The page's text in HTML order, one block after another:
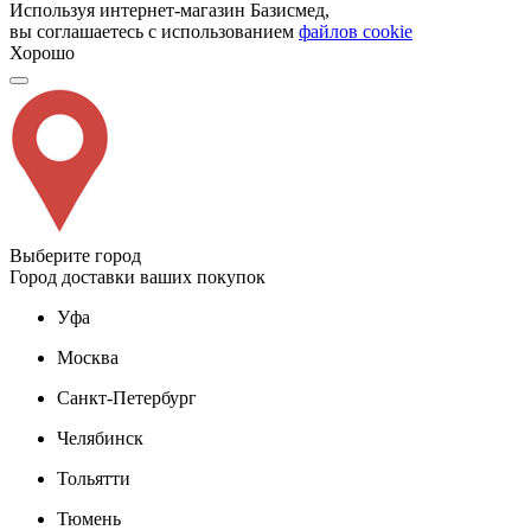
Используя интернет-магазин Базисмед,
вы соглашаетесь с использованием файлов cookie
Хорошо
Выберите город
Город доставки ваших покупок
Уфа
Москва
Санкт-Петербург
Челябинск
Тольятти
Тюмень